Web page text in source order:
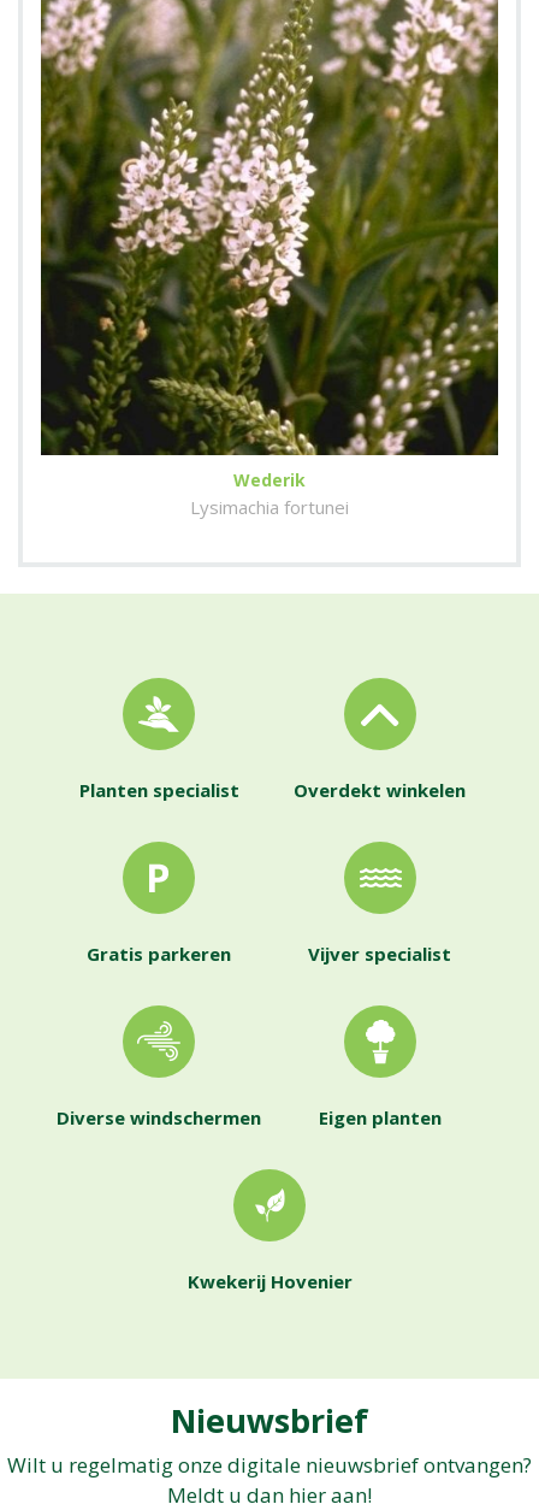
Wederik
Lysimachia fortunei
Planten specialist Overdekt winkelen
Gratis parkeren Vijver specialist
Diverse windschermen Eigen planten
Kwekerij Hovenier
Nieuwsbrief
Wilt u regelmatig onze digitale nieuwsbrief ontvangen?
Meldt u dan hier aan!